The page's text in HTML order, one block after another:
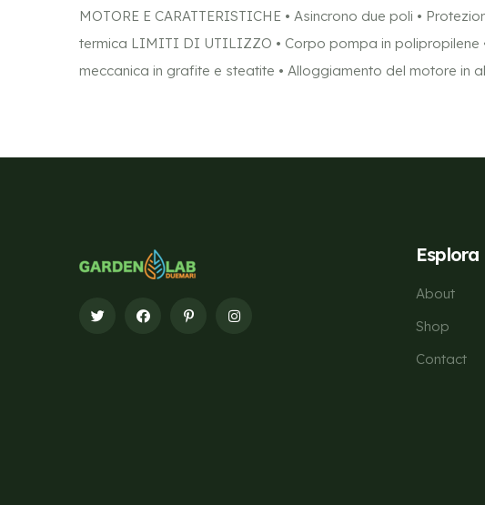
MOTORE E CARATTERISTICHE • Asincrono due poli •
termica LIMITI DI UTILIZZO • Corpo pompa in polipropilene
meccanica in grafite e steatite • Alloggiamento del motore in
Esplora
About
Shop
Contact